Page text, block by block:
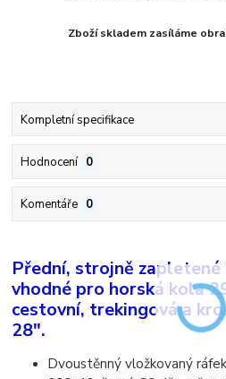
Zboží skladem zasíláme
Kompletní specifikace
Hodnocení 0
Komentáře 0
Přední, strojně
vhodné pro horská kola
cestovní, trekingová a
28".
Dvoustěnný vložkovaný